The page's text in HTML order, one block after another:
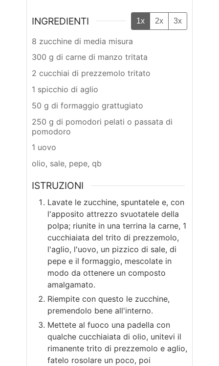
INGREDIENTI 1x 2x 3x
8 zucchine di media misura
300 g di carne di manzo tritata
2 cucchiai di prezzemolo tritato
1 spicchio di aglio
50 g di formaggio grattugiato
250 g di pomodori pelati o passata di
pomodoro
1 uovo
olio, sale, pepe, qb
ISTRUZIONI
Lavate le zucchine, spuntatele e, con
l'apposito attrezzo svuotatele della
polpa; riunite in una terrina la carne, 1
cucchiaiata del trito di prezzemolo,
l'aglio, l'uovo, un pizzico di sale, di
pepe e il formaggio, mescolate in
modo da ottenere un composto
amalgamato.
Riempite con questo le zucchine,
premendolo bene all'interno.
Mettete al fuoco una padella con
qualche cucchiaiata di olio, unitevi il
rimanente trito di prezzemolo e aglio,
fatelo rosolare un poco, poi